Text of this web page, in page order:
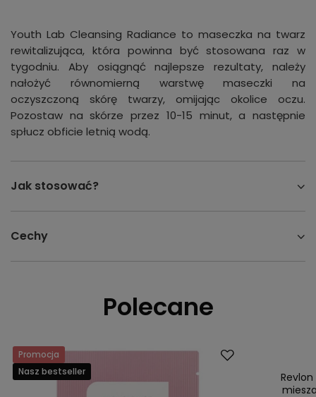
Youth Lab Cleansing Radiance to maseczka na twarz
rewitalizująca, która powinna być stosowana raz w
tygodniu. Aby osiągnąć najlepsze rezultaty, należy
nałożyć równomierną warstwę maseczki na
oczyszczoną skórę twarzy, omijając okolice oczu.
Pozostaw na skórze przez 10-15 minut, a następnie
spłucz obficie letnią wodą.
Jak stosować?
Cechy
Polecane
Promocja
Nasz bestseller
Nasz